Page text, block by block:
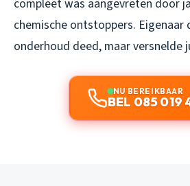
compleet was aangevreten door
chemische ontstoppers. Eigenaar
onderhoud deed, maar versnelde
NU BEREIKBAAR
BEL 085 019